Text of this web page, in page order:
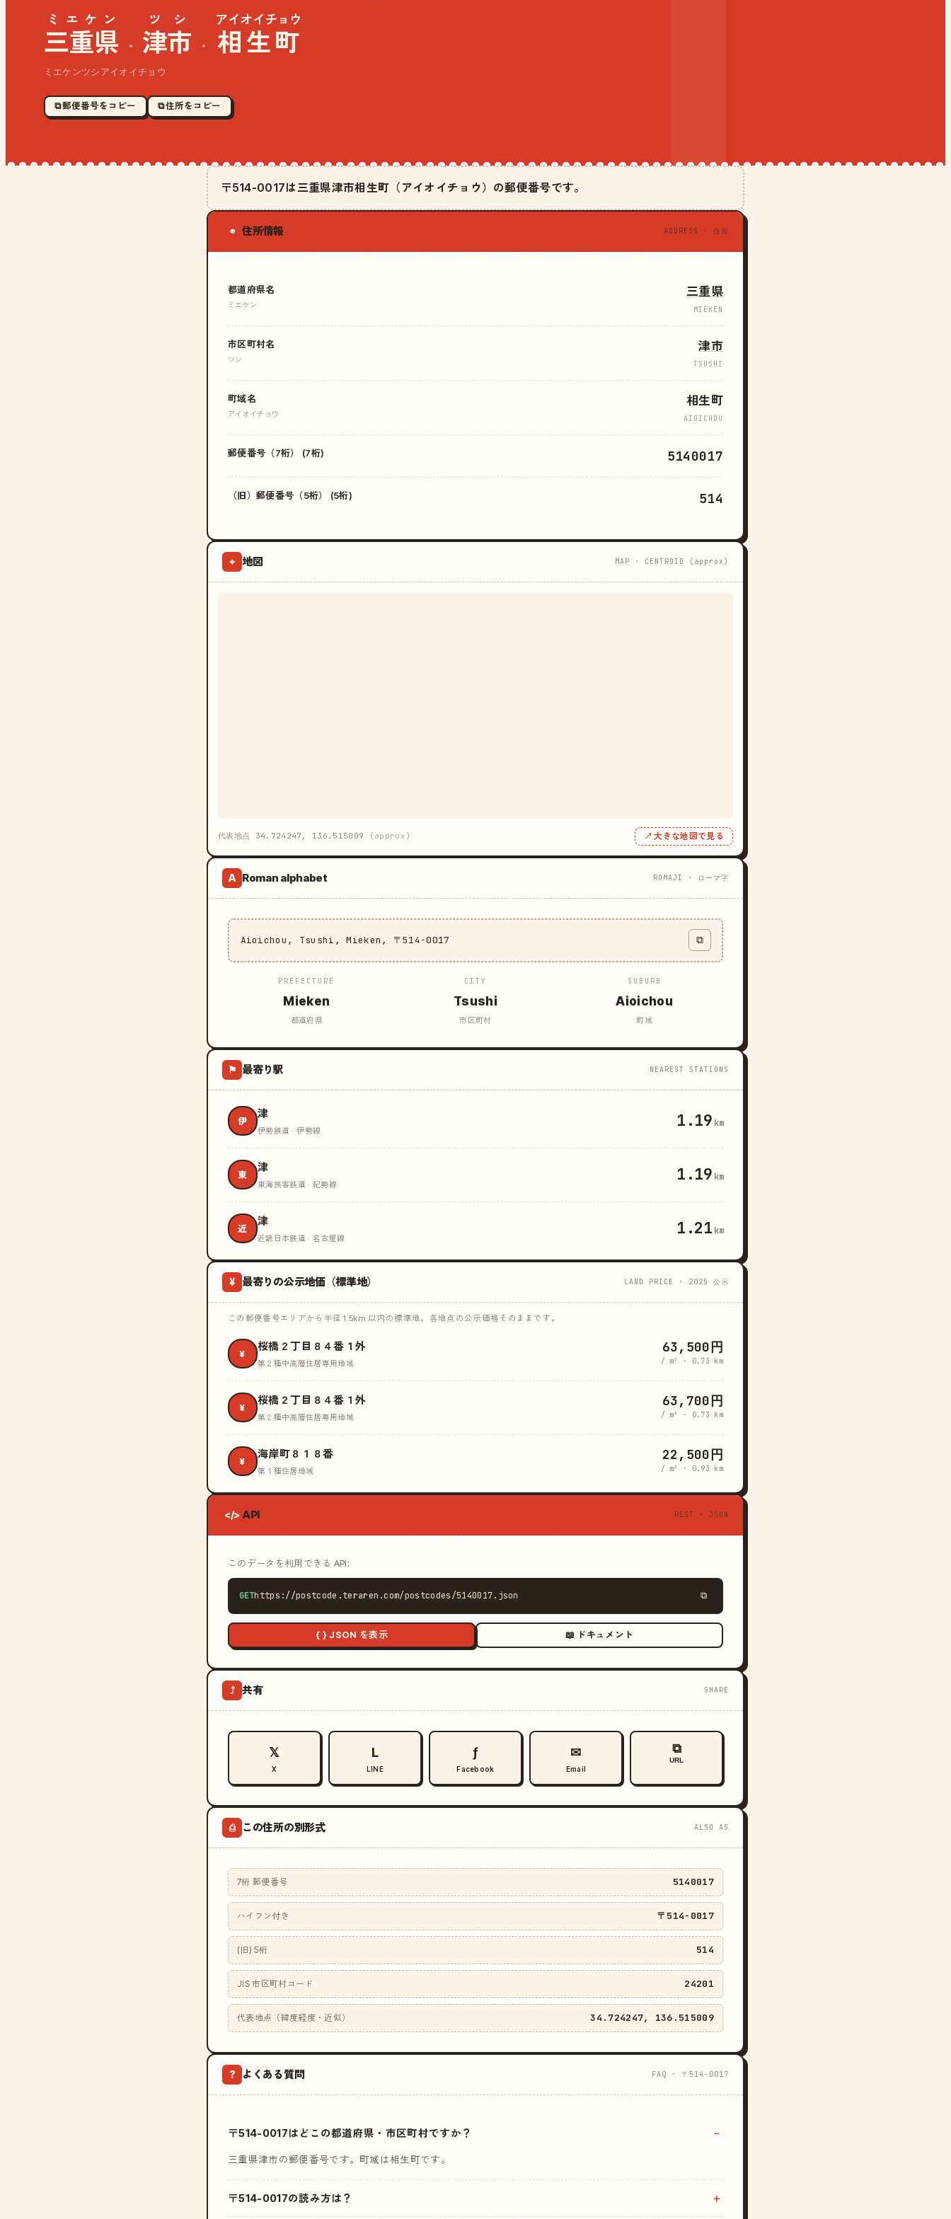
三重県
ミエケン
· 津市
ツシ
· 相生町
アイオイチョウ
ミエケンツシアイオイチョウ
⧉ 郵便番号をコピー ⧉ 住所をコピー
〒514-0017は三重県津市相生町（アイオイチョウ）の郵便番号です。
◉ 住所情報 ADDRESS · 住所
都道府県名
ミエケン
三重県
MIEKEN
市区町村名
ツシ
津市
TSUSHI
町域名
アイオイチョウ
相生町
AIOICHOU
郵便番号（7桁） (7桁) 5140017
（旧）郵便番号（5桁） (5桁) 514
⌖ 地図 MAP · CENTROID (approx)
代表地点 34.724247, 136.515009 (approx) ↗ 大きな地図で見る
A Roman alphabet ROMAJI · ローマ字
Aioichou, Tsushi, Mieken, 〒514-0017 ⧉
PREFECTURE
Mieken
都道府県
CITY
Tsushi
市区町村
SUBURB
Aioichou
町域
⚑ 最寄り駅 NEAREST STATIONS
伊
津
伊勢鉄道 · 伊勢線 1.19 km
東
津
東海旅客鉄道 · 紀勢線 1.19 km
近
津
近畿日本鉄道 · 名古屋線 1.21 km
¥ 最寄りの公示地価（標準地） LAND PRICE · 2025 公示
この郵便番号エリアから半径 1.5km 以内の標準地。各地点の公示価格そのままです。
¥
桜橋２丁目８４番１外
第２種中高層住居専用地域
63,500円
/ m² · 0.73 km
¥
桜橋２丁目８４番１外
第２種中高層住居専用地域
63,700円
/ m² · 0.73 km
¥
海岸町８１８番
第１種住居地域
22,500円
/ m² · 0.93 km
</> API REST · JSON
このデータを利用できる API:
GEThttps://postcode.teraren.com/postcodes/5140017.json ⧉
{ } JSON を表示 📖 ドキュメント
⤴ 共有 SHARE
𝕏
X
L
LINE
ƒ
Facebook
✉
Email
⧉
URL
⎙ この住所の別形式 ALSO AS
7桁 郵便番号 5140017
ハイフン付き 〒514-0017
(旧) 5桁 514
JIS 市区町村コード 24201
代表地点（緯度経度・近似） 34.724247, 136.515009
? よくある質問 FAQ · 〒514-0017
〒514-0017はどこの都道府県・市区町村ですか？
三重県津市の郵便番号です。町域は相生町です。
〒514-0017の読み方は？